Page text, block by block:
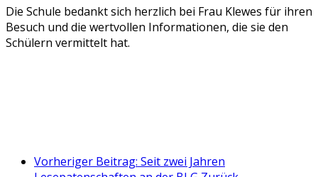
Die Schule bedankt sich herzlich bei Frau Klewes für ihren
Besuch und die wertvollen Informationen, die sie den
Schülern vermittelt hat.
Vorheriger Beitrag: Seit zwei Jahren